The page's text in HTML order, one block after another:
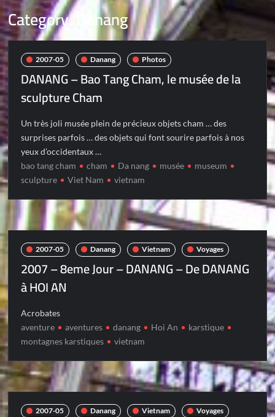
Category: Danang
2007-05 Danang Photos
DANANG – Bao Tang Cham, le musée de la
sculpture Cham
Un très joli musée plein de précieux objets cham … des
surprises parfois … des objets qui font sourire parfois à nos
yeux d’occidentaux …
bao tang cham
cham Da nang musée
museum
sculpture
Viet Nam vietnam
2007-05 Danang Vietnam Voyages
2007 – 8eme Jour – DANANG – De DANANG
à HOI AN
Acrobates
aventure
aventures danang Hoi An
karstique
montagnes karstiques
vietnam
2007-05 Danang Vietnam Voyages